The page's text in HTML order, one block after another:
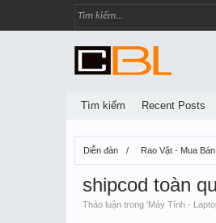
Diễn đàn Rao Vặt - Mua Bán
shipcod toàn
Thảo luận trong 'Máy Tính -
Tìm kiếm Recent Posts